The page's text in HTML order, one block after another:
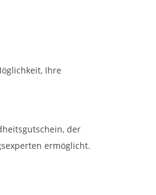
Ihre
der
ermöglicht.